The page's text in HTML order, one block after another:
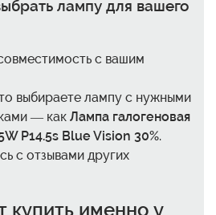
лампу для вашего
с вашим
выбираете лампу с нужными
— как Лампа галогеновая
P14.5s Blue Vision 30%.
с отзывами других
купить именно у